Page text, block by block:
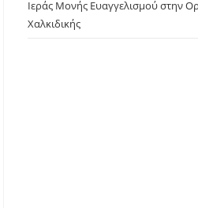
Ιεράς Μονής Ευαγγελισμού στην
Χαλκιδικής